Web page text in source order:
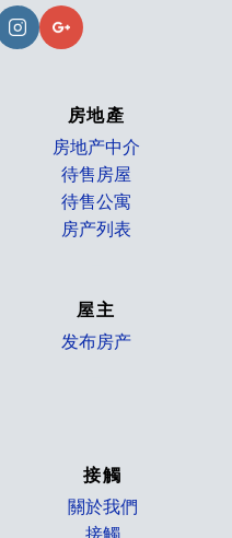
房地產
房地产中介
待售房屋
待售公寓
房产列表
屋主
发布房产
接觸
關於我們